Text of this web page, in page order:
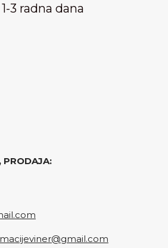
3 radna dana
PRODAJA: